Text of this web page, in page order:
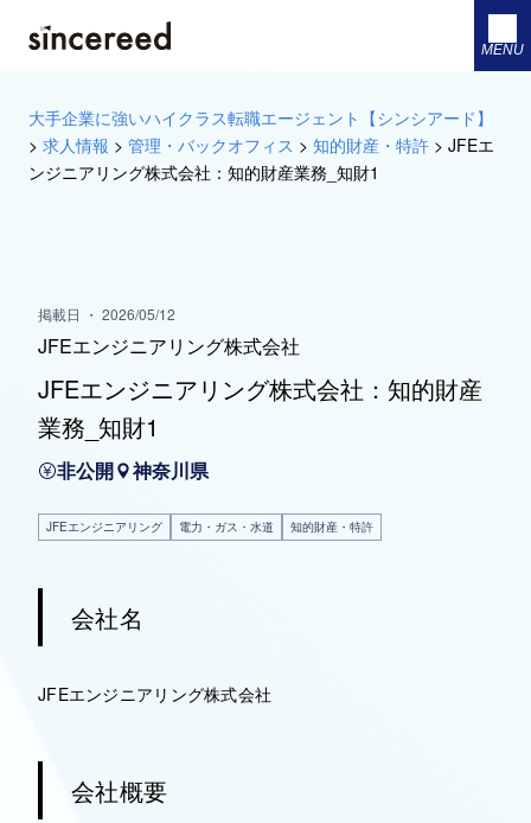
MENU
大手企業に強いハイクラス転職エージェント【シンシアード】
> 求人情報 > 管理・バックオフィス > 知的財産・特許 > JFEエ
ンジニアリング株式会社：知的財産業務_知財1
掲載日 ・ 2026/05/12
JFEエンジニアリング株式会社
JFEエンジニアリング株式会社：知的財産
業務_知財1
非公開 神奈川県
JFEエンジニアリング 電力・ガス・水道 知的財産・特許
会社名
JFEエンジニアリング株式会社
会社概要